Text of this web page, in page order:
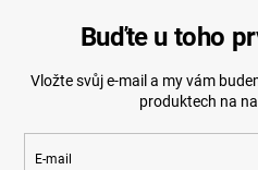
Buďte u toho
Vložte svůj e-mail a my vám
produktech na
E-mail